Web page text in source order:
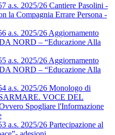
a.s. 2025/26 Cantiere Pasolini -
la Compagnia Errare Persona -
a.s. 2025/26 Aggiornamento
NORD – “Educazione Alla
a.s. 2025/26 Aggiornamento
NORD – “Educazione Alla
a.s. 2025/26 Monologo di
VOCE DEL
Spogliare l'Informazione
a.s. 2025/26 Partecipazione al